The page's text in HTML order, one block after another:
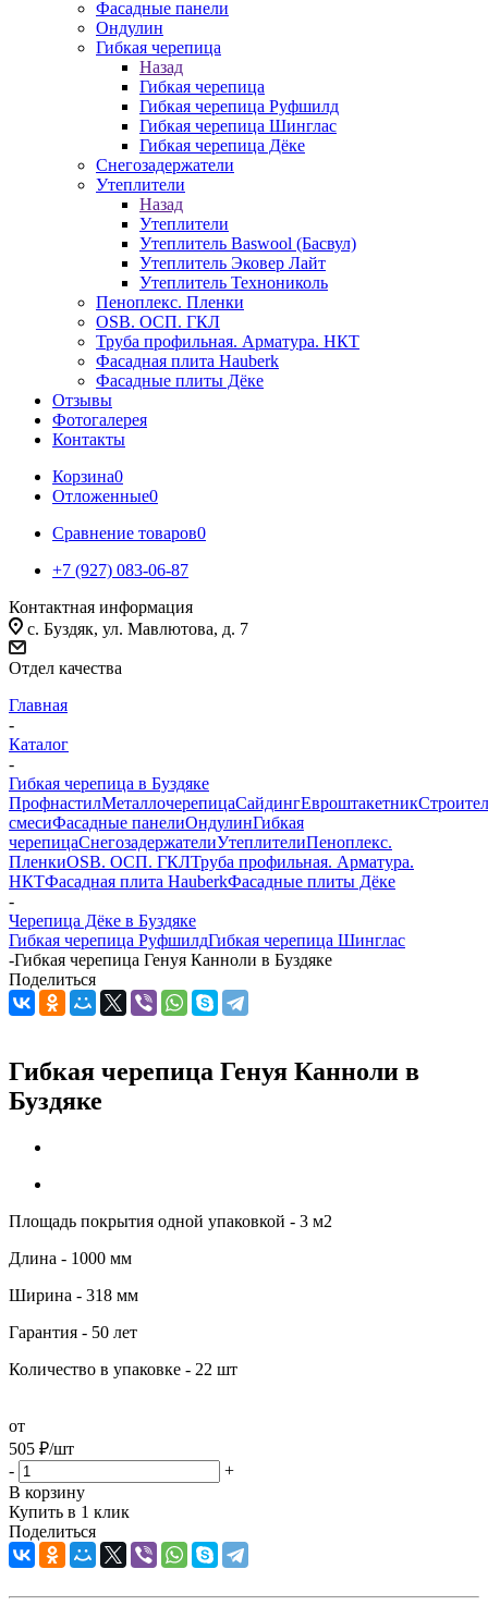
Фасадные панели
Ондулин
Гибкая черепица
Назад
Гибкая черепица
Гибкая черепица Руфшилд
Гибкая черепица Шинглас
Гибкая черепица Дёке
Снегозадержатели
Утеплители
Назад
Утеплители
Утеплитель Baswool (Басвул)
Утеплитель Эковер Лайт
Утеплитель Технониколь
Пеноплекс. Пленки
OSB. ОСП. ГКЛ
Труба профильная. Арматура. НКТ
Фасадная плита Hauberk
Фасадные плиты Дёке
Отзывы
Фотогалерея
Контакты
Корзина0
Отложенные0
Сравнение товаров0
+7 (927) 083-06-87
Контактная информация
c. Буздяк, ул. Мавлютова, д. 7
Отдел качества
Главная
-
Каталог
-
Гибкая черепица в Буздяке
ПрофнастилМеталлочерепицаСайдингЕвроштакетник
смесиФасадные панелиОндулинГибкая
черепицаСнегозадержателиУтеплителиПеноплекс.
ПленкиOSB. ОСП. ГКЛТруба профильная. Арматура.
НКТФасадная плита HauberkФасадные плиты Дёке
-
Черепица Дёке в Буздяке
Гибкая черепица РуфшилдГибкая черепица Шинглас
-Гибкая черепица Генуя Канноли в Буздяке
Поделиться
Гибкая черепица Генуя Канноли в
Буздяке
Площадь покрытия одной упаковкой - 3 м2
Длина - 1000 мм
Ширина - 318 мм
Гарантия - 50 лет
Количество в упаковке - 22 шт
от
505 ₽/шт
-
+
В корзину
Купить в 1 клик
Поделиться